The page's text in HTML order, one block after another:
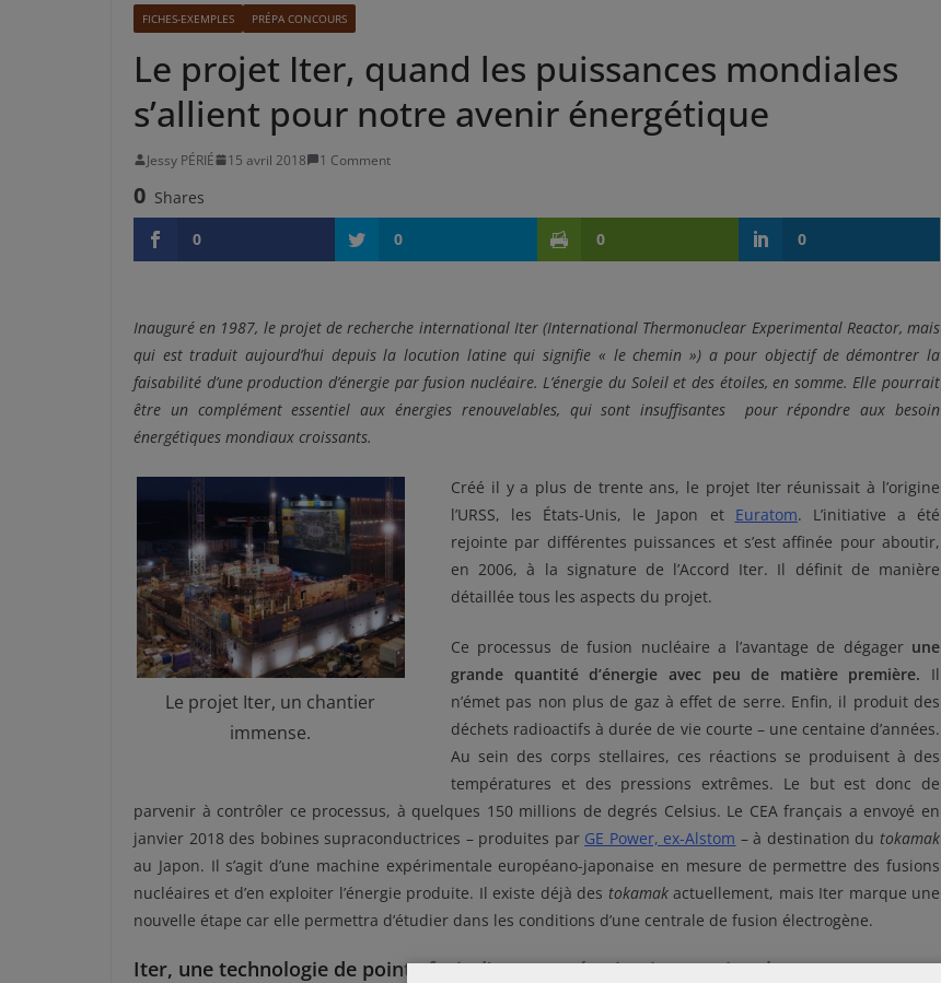
FICHES-EXEMPLES PRÉPA CONCOURS
Le projet Iter, quand les puissances mondiales
s’allient pour notre avenir énergétique
Jessy PÉRIÉ 15 avril 2018 1 Comment
0 Shares
0
0 0 0
Inauguré en 1987, le projet de recherche international Iter (International Thermonuclear Experimental Reactor, mais
qui est traduit aujourd’hui depuis la locution latine qui signifie « le chemin ») a pour objectif de démontrer la
faisabilité d’une production d’énergie par fusion nucléaire. L’énergie du Soleil et des étoiles, en somme. Elle pourrait
être un complément essentiel aux énergies renouvelables, qui sont insuffisantes pour répondre aux besoin
énergétiques mondiaux croissants.
Le projet Iter, un chantier
immense.
Créé il y a plus de trente ans, le projet Iter réunissait à l’origine
l’URSS, les États-Unis, le Japon et Euratom. L’initiative a été
rejointe par différentes puissances et s’est affinée pour aboutir,
en 2006, à la signature de l’Accord Iter. Il définit de manière
détaillée tous les aspects du projet.
Ce processus de fusion nucléaire a l’avantage de dégager une
grande quantité d’énergie avec peu de matière première. Il
n’émet pas non plus de gaz à effet de serre. Enfin, il produit des
déchets radioactifs à durée de vie courte – une centaine d’années.
Au sein des corps stellaires, ces réactions se produisent à des
températures et des pressions extrêmes. Le but est donc de
parvenir à contrôler ce processus, à quelques 150 millions de degrés Celsius. Le CEA français a envoyé en
janvier 2018 des bobines supraconductrices – produites par GE Power, ex-Alstom – à destination du tokamak
au Japon. Il s’agit d’une machine expérimentale européano-japonaise en mesure de permettre des fusions
nucléaires et d’en exploiter l’énergie produite. Il existe déjà des tokamakactuellement, mais Iter marque une
nouvelle étape car elle permettra d’étudier dans les conditions d’une centrale de fusion électrogène.
Iter, une technologie de pointe fruit d’une coopération internationale